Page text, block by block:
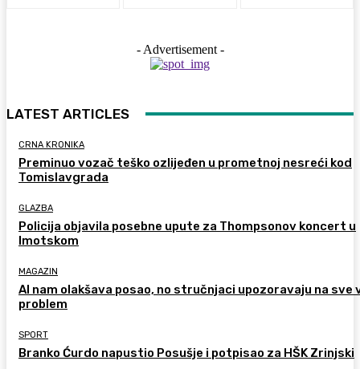
- Advertisement -
LATEST ARTICLES
CRNA KRONIKA
Preminuo vozač teško ozlijeđen u prometnoj nesreći kod
Tomislavgrada
GLAZBA
Policija objavila posebne upute za Thompsonov koncert u
Imotskom
MAGAZIN
AI nam olakšava posao, no stručnjaci upozoravaju na sve
problem
SPORT
Branko Ćurdo napustio Posušje i potpisao za HŠK Zrinjski